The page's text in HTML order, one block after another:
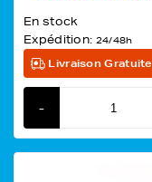
En stock
Expédition: 24/48h
Livraison Gratuite
-